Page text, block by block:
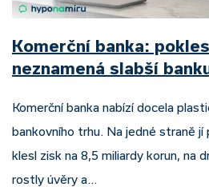
Komerční banka:
neznamená slabší
Komerční banka nabízí docela
bankovního trhu. Na jedné straně jí
klesl zisk na 8,5 miliardy korun, na
rostly úvěry a…